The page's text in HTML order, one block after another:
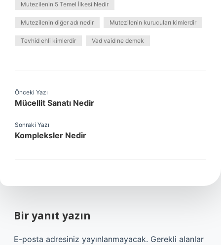
Mutezilenin 5 Temel İlkesi Nedir
Mutezilenin diğer adı nedir Mutezilenin kurucuları kimlerdir
Tevhid ehli kimlerdir Vad vaid ne demek
Önceki Yazı
Mücellit Sanatı Nedir
Sonraki Yazı
Kompleksler Nedir
Bir yanıt yazın
E-posta adresiniz yayınlanmayacak. Gerekli alanlar